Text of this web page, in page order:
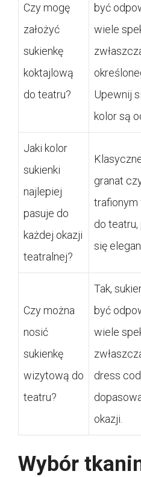
Czy mogę
założyć
sukienkę
koktajlową
do teatru?
być
wiele
Upewnij
kolor są
Jaki kolor
sukienki
najlepiej
pasuje do
każdej okazji
teatralnej?
granat
trafionym
do
się
Czy można
nosić
sukienkę
wizytową do
teatru?
Tak,
być
wiele
dress
okazji.
Wybór